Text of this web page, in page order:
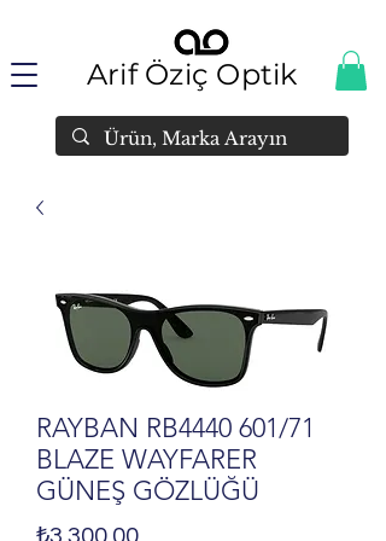
Arif Öziç Optik
RAYBAN RB4440 601/71
BLAZE WAYFARER
GÜNEŞ GÖZLÜĞÜ
Fiyat